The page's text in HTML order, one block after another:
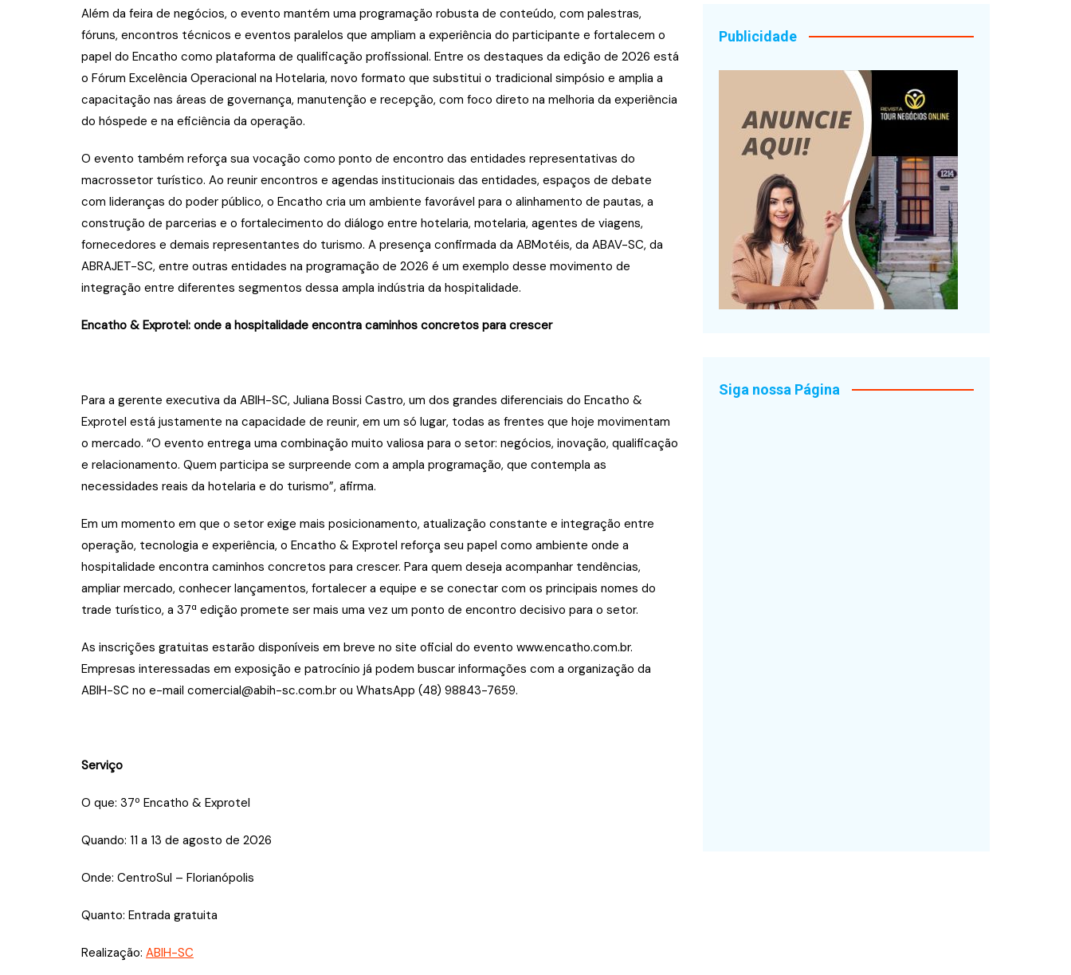
Além da feira de negócios, o evento mantém uma programação robusta de conteúdo, com palestras,
fóruns, encontros técnicos e eventos paralelos que ampliam a experiência do participante e fortalecem o
papel do Encatho como plataforma de qualificação profissional. Entre os destaques da edição de 2026 está
o Fórum Excelência Operacional na Hotelaria, novo formato que substitui o tradicional simpósio e amplia a
capacitação nas áreas de governança, manutenção e recepção, com foco direto na melhoria da experiência
do hóspede e na eficiência da operação.
O evento também reforça sua vocação como ponto de encontro das entidades representativas do
macrossetor turístico. Ao reunir encontros e agendas institucionais das entidades, espaços de debate
com lideranças do poder público, o Encatho cria um ambiente favorável para o alinhamento de pautas, a
construção de parcerias e o fortalecimento do diálogo entre hotelaria, motelaria, agentes de viagens,
fornecedores e demais representantes do turismo. A presença confirmada da ABMotéis, da ABAV-SC, da
ABRAJET-SC, entre outras entidades na programação de 2026 é um exemplo desse movimento de
integração entre diferentes segmentos dessa ampla indústria da hospitalidade.
Encatho & Exprotel: onde a hospitalidade encontra caminhos concretos para crescer
Para a gerente executiva da ABIH-SC, Juliana Bossi Castro, um dos grandes diferenciais do Encatho &
Exprotel está justamente na capacidade de reunir, em um só lugar, todas as frentes que hoje movimentam
o mercado. “O evento entrega uma combinação muito valiosa para o setor: negócios, inovação, qualificação
e relacionamento. Quem participa se surpreende com a ampla programação, que contempla as
necessidades reais da hotelaria e do turismo”, afirma.
Em um momento em que o setor exige mais posicionamento, atualização constante e integração entre
operação, tecnologia e experiência, o Encatho & Exprotel reforça seu papel como ambiente onde a
hospitalidade encontra caminhos concretos para crescer. Para quem deseja acompanhar tendências,
ampliar mercado, conhecer lançamentos, fortalecer a equipe e se conectar com os principais nomes do
trade turístico, a 37ª edição promete ser mais uma vez um ponto de encontro decisivo para o setor.
As inscrições gratuitas estarão disponíveis em breve no site oficial do evento www.encatho.com.br.
Empresas interessadas em exposição e patrocínio já podem buscar informações com a organização da
ABIH-SC no e-mail comercial@abih-sc.com.br ou WhatsApp (48) 98843-7659.
Serviço
O que: 37º Encatho & Exprotel
Quando: 11 a 13 de agosto de 2026
Onde: CentroSul – Florianópolis
Quanto: Entrada gratuita
Realização: ABIH-SC
Publicidade
Siga nossa Página